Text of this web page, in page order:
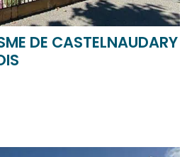
DE CASTELNAUDARY